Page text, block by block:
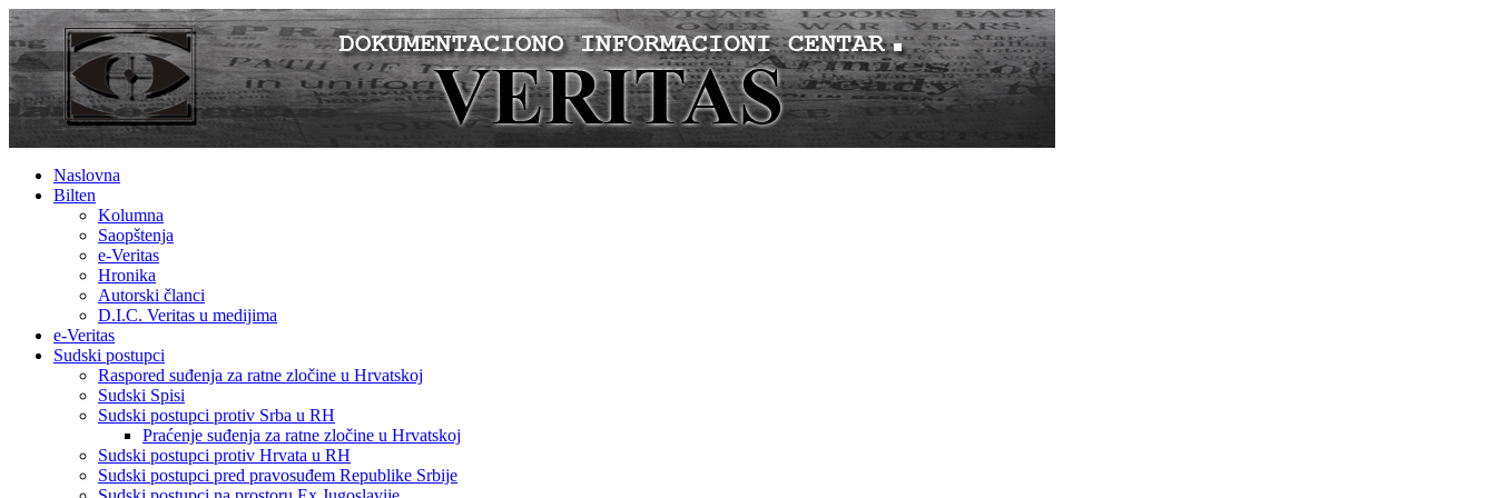
Naslovna
Bilten
Kolumna
Saopštenja
e-Veritas
Hronika
Autorski članci
D.I.C. Veritas u medijima
e-Veritas
Sudski postupci
Raspored suđenja za ratne zločine u Hrvatskoj
Sudski Spisi
Sudski postupci protiv Srba u RH
Praćenje suđenja za ratne zločine u Hrvatskoj
Sudski postupci protiv Hrvata u RH
Sudski postupci pred pravosuđem Republike Srbije